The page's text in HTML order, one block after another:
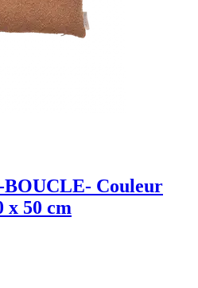
BOUCLE- Couleur
x 50 cm